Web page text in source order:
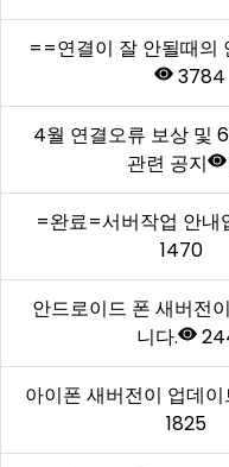
==연결이 잘 안될때의
3784
4월 연결오류 보상 및
관련 공지
=완료=서버작업 안내
1470
안드로이드 폰 새버전
니다.
아이폰 새버전이 업데
1825